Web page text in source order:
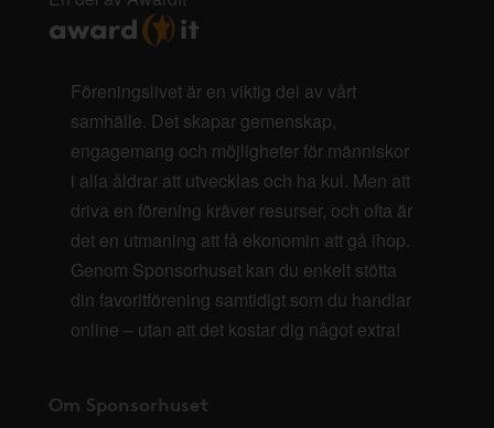
Föreningslivet är en viktig del av vårt
samhälle. Det skapar gemenskap,
engagemang och möjligheter för människor
i alla åldrar att utvecklas och ha kul. Men att
driva en förening kräver resurser, och ofta är
det en utmaning att få ekonomin att gå ihop.
Genom Sponsorhuset kan du enkelt stötta
din favoritförening samtidigt som du handlar
online – utan att det kostar dig något extra!
Om Sponsorhuset